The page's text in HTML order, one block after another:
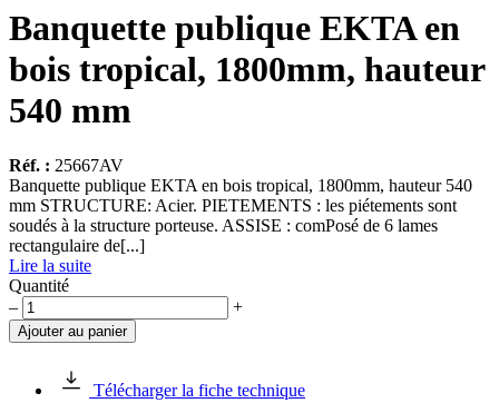
Banquette publique EKTA en
bois tropical, 1800mm, hauteur
540 mm
Réf. : 25667AV
Banquette publique EKTA en bois tropical, 1800mm, hauteur 540
mm STRUCTURE: Acier. PIETEMENTS : les piétements sont
soudés à la structure porteuse. ASSISE : comPosé de 6 lames
rectangulaire de[...]
Lire la suite
Quantité
quantité
de
Banquette
EKTA
– +
Ajouter au panier
Télécharger la fiche technique